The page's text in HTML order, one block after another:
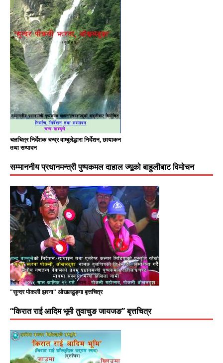
चलचित्र निर्देशक चन्द्र वाम्बुलेद्धारा निर्देशन, छायाकन
तथा सम्पादन
सम्माननीय प्रधानमन्त्री पुष्पकमल दाहाल ज्यूको बाहुलीबाट विमोचन
"सुन्दर पोकली झरना" ओखलढुङ्गा बृत्तचित्र
“किरात राई आदिम भूमी तुवाचुङ जायजङ” बृत्तचित्र